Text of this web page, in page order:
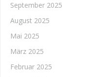
September 2025
August 2025
Mai 2025
März 2025
Februar 2025